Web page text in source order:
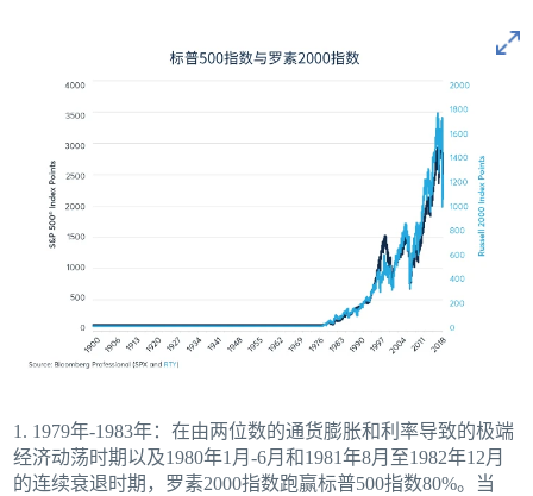
1. 1979年-1983年：在由两位数的通货膨胀和利率导致的极端
经济动荡时期以及1980年1月-6月和1981年8月至1982年12月
的连续衰退时期，罗素2000指数跑赢标普500指数80%。当